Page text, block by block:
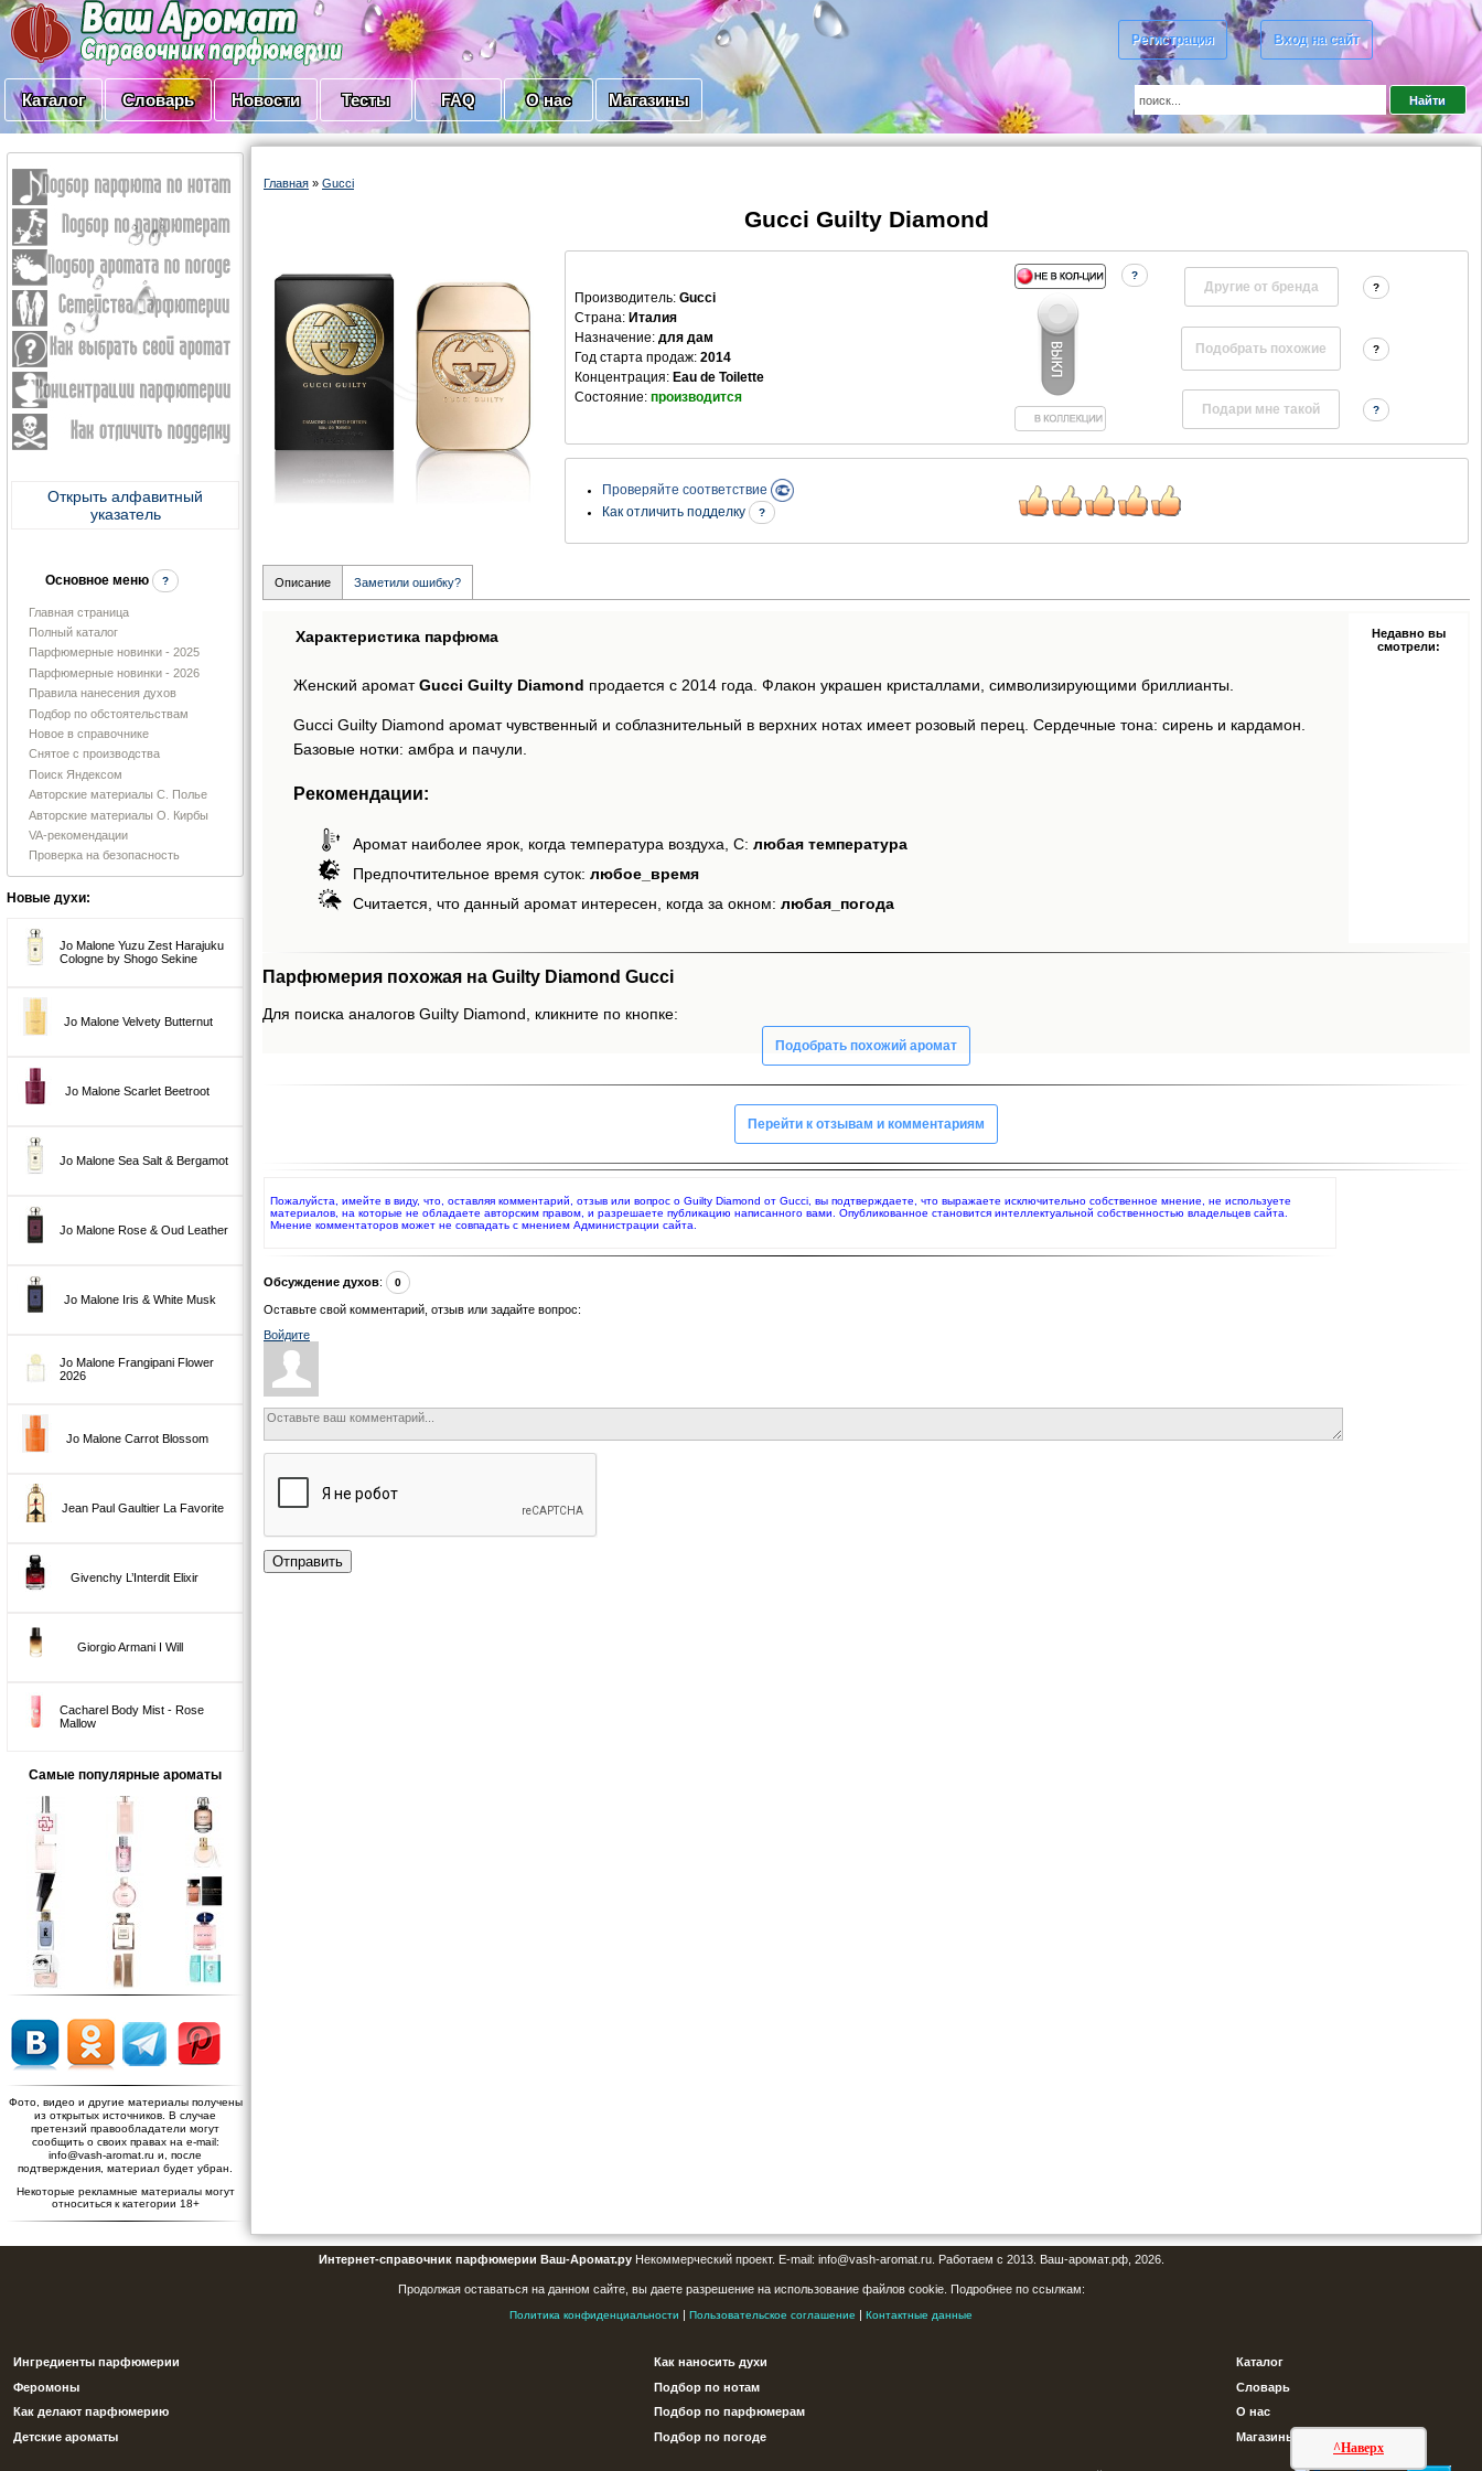
Регистрация Вход на сайт
Каталог Словарь Новости Тесты FAQ О нас Магазины
Открыть алфавитный
указатель
Основное меню ?
Главная страница
Полный каталог
Парфюмерные новинки - 2025
Парфюмерные новинки - 2026
Правила нанесения духов
Подбор по обстоятельствам
Новое в справочнике
Снятое с производства
Поиск Яндексом
Авторские материалы С. Полье
Авторские материалы О. Кирбы
VA-рекомендации
Проверка на безопасность
Новые духи:
Jo Malone Yuzu Zest Harajuku
Cologne by Shogo Sekine
Jo Malone Velvety Butternut
Jo Malone Scarlet Beetroot
Jo Malone Sea Salt & Bergamot
Jo Malone Rose & Oud Leather
Jo Malone Iris & White Musk
Jo Malone Frangipani Flower
2026
Jo Malone Carrot Blossom
Jean Paul Gaultier La Favorite
Givenchy L’Interdit Elixir
Giorgio Armani I Will
Cacharel Body Mist - Rose
Mallow
Самые популярные ароматы
Фото, видео и другие материалы получены
из открытых источников. В случае
претензий правообладатели могут
сообщить о своих правах на e-mail:
info@vash-aromat.ru и, после
подтверждения, материал будет убран.
Некоторые рекламные материалы могут
относиться к категории 18+
Главная » Gucci
Gucci Guilty Diamond
Производитель: Gucci
Страна: Италия
Назначение: для дам
Год старта продаж: 2014
Концентрация: Eau de Toilette
Состояние: производится
?
Другие от бренда ?
?
?
Проверяйте соответствие
Как отличить подделку
?
Описание Заметили ошибку?
Характеристика парфюма
Женский ароматGucci Guilty Diamond продается с 2014 года. Флакон украшен кристаллами, символизирующими бриллианты.
Gucci Guilty Diamond аромат чувственный и соблазнительный в верхних нотах имеет розовый перец. Сердечные тона: сирень и кардамон.
Базовые нотки: амбра и пачули.
Рекомендации:
Аромат наиболее ярок, когда температура воздуха, С: любая температура
Предпочтительное время суток: любое_время
Считается, что данный аромат интересен, когда за окном: любая_погода
Недавно вы
смотрели:
Парфюмерия похожая на Guilty Diamond Gucci
Для поиска аналогов Guilty Diamond, кликните по кнопке:
Подобрать похожий аромат
Перейти к отзывам и комментариям
Пожалуйста, имейте в виду, что, оставляя комментарий, отзыв или вопрос о Guilty Diamond от Gucci, вы подтверждаете, что выражаете исключительно собственное мнение, не используете
материалов, на которые не обладаете авторским правом, и разрешаете публикацию написанного вами. Опубликованное становится интеллектуальной собственностью владельцев сайта.
Мнение комментаторов может не совпадать с мнением Администрации сайта.
Обсуждение духов: 0
Оставьте свой комментарий, отзыв или задайте вопрос:
Войдите
Отправить
^Наверх
Интернет-справочник парфюмерии Ваш-Аромат.руНекоммерческий проект. E-mail: info@vash-aromat.ru. Работаем с 2013. Ваш-аромат.рф, 2026.
Продолжая оставаться на данном сайте, вы даете разрешение на использование файлов cookie. Подробнее по ссылкам:
Политика конфиденциальности | Пользовательское соглашение | Контактные данные
Ингредиенты парфюмерии
Феромоны
Как делают парфюмерию
Детские ароматы
Как наносить духи
Подбор по нотам
Подбор по парфюмерам
Подбор по погоде
Каталог
Словарь
О нас
Магазины